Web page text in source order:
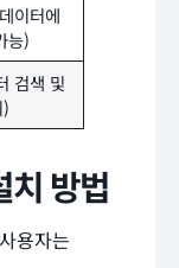
이터에
능)
검색 및
치 방법
용자는